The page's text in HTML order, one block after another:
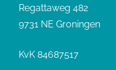
Regattaweg 482
9731 NE Groningen
KvK 84687517